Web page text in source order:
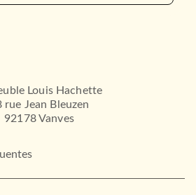
Louis Hachette
rue Jean Bleuzen
92178 Vanves